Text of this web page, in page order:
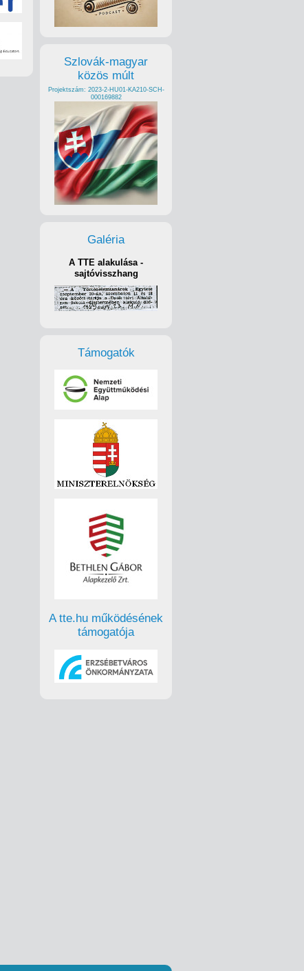
Szlovák-magyar
közös múlt
Projektszám: 2023-2-HU01-KA210-SCH-
000169882
Galéria
A TTE alakulása -
sajtóvisszhang
Támogatók
A tte.hu működésének
támogatója